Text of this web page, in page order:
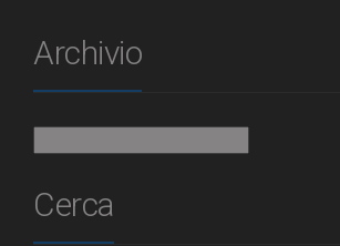
Archivio
Cerca